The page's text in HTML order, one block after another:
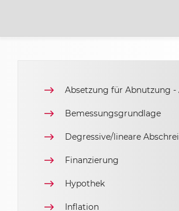
Absetzung für Abnutzung -
Bemessungsgrundlage
Degressive/lineare
Finanzierung
Hypothek
Inflation